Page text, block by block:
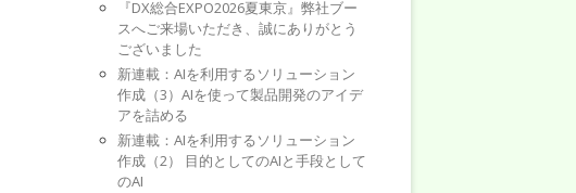
『DX総合EXPO2026夏東京』弊社ブー
スへご来場いただき、誠にありがとう
ございました
新連載：AIを利用するソリューション
作成（3）AIを使って製品開発のアイデ
アを詰める
新連載：AIを利用するソリューション
作成（2） 目的としてのAIと手段として
のAI